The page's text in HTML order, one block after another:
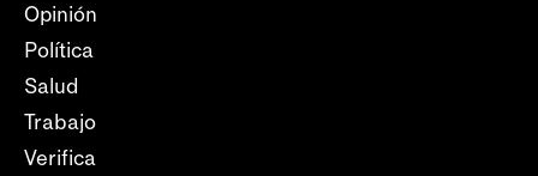
Opinión
Política
Salud
Trabajo
Verifica